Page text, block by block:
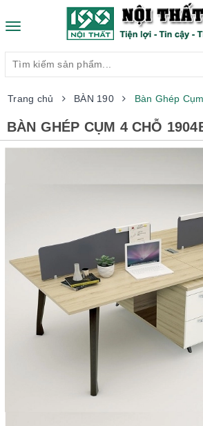
Toggle
Trang chủ BÀN 190 Bàn Ghép
BÀN GHÉP CỤM 4 CHỖ